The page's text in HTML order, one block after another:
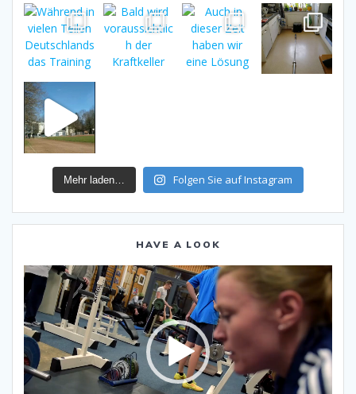
Mehr laden… Folgen Sie auf Instagram
HAVE A LOOK
Video-
Player